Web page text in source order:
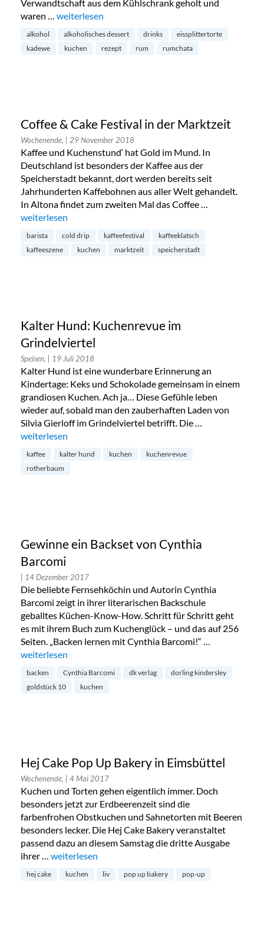
Verwandtschaft aus dem Kühlschrank geholt und
waren … „RumChata im Kaffee oder zum Dessert“
weiterlesen
alkohol alkoholisches dessert drinks
eissplittertorte
kadewe
kuchen rezept rum rumchata
Coffee & Cake Festival in der Marktzeit
Wochenende, | 29 November 2018
Kaffee und Kuchenstund‘ hat Gold im Mund. In
Deutschland ist besonders der Kaffee aus der
Speicherstadt bekannt, dort werden bereits seit
Jahrhunderten Kaffebohnen aus aller Welt gehandelt.
In Altona findet zum zweiten Mal das Coffee …
„Coffee & Cake Festival in der Marktzeit“
weiterlesen
barista cold drip kaffeefestival
kaffeeklatsch
kaffeeszene
kuchen marktzeit speicherstadt
Kalter Hund: Kuchenrevue im
Grindelviertel
Speisen, | 19 Juli 2018
Kalter Hund ist eine wunderbare Erinnerung an
Kindertage: Keks und Schokolade gemeinsam in einem
grandiosen Kuchen. Ach ja… Diese Gefühle leben
wieder auf, sobald man den zauberhaften Laden von
Silvia Gierloff im Grindelviertel betrifft. Die …
„Kalter Hund: Kuchenrevue im Grindelviertel“
weiterlesen
kaffee kalter hund kuchen
kuchenrevue
rotherbaum
Gewinne ein Backset von Cynthia
Barcomi
| 14 Dezember 2017
Die beliebte Fernsehköchin und Autorin Cynthia
Barcomi zeigt in ihrer literarischen Backschule
geballtes Küchen-Know-How. Schritt für Schritt geht
es mit ihrem Buch zum Kuchenglück – und das auf 256
Seiten. „Backen lernen mit Cynthia Barcomi!“ …
„Gewinne ein Backset von Cynthia Barcomi“
weiterlesen
backen Cynthia Barcomi dk verlag
dorling kindersley
goldstück 10
kuchen
Hej Cake Pop Up Bakery in Eimsbüttel
Wochenende, | 4 Mai 2017
Kuchen und Torten gehen eigentlich immer. Doch
besonders jetzt zur Erdbeerenzeit sind die
farbenfrohen Obstkuchen und Sahnetorten mit Beeren
besonders lecker. Die Hej Cake Bakery veranstaltet
passend dazu an diesem Samstag die dritte Ausgabe
ihrer … „Hej Cake Pop Up Bakery in Eimsbüttel“
weiterlesen
hej cake kuchen liv pop up bakery pop-up